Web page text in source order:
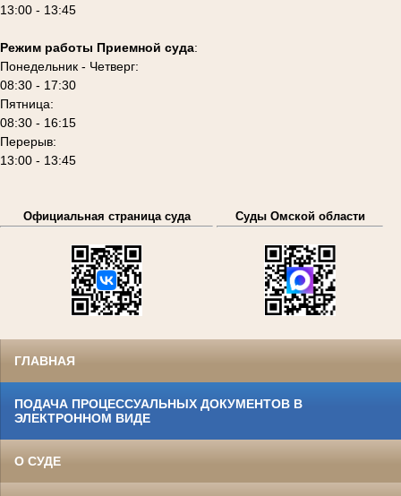
13:00 - 13:45
Режим работы Приемной суда:
Понедельник - Четверг:
08:30 - 17:30
Пятница:
08:30 - 16:15
Перерыв:
13:00 - 13:45
Официальная страница суда Суды Омской области
ГЛАВНАЯ
ПОДАЧА ПРОЦЕССУАЛЬНЫХ ДОКУМЕНТОВ В
ЭЛЕКТРОННОМ ВИДЕ
О СУДЕ